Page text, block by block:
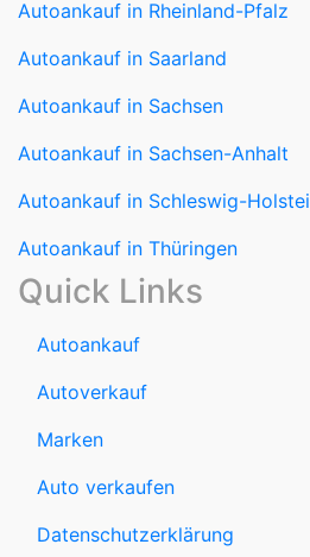
Autoankauf in Sachsen
Autoankauf in Sachsen-Anhalt
Autoankauf in Schleswig-Holstein
Autoankauf in Thüringen
Quick Links
Autoankauf
Autoverkauf
Marken
Auto verkaufen
Datenschutzerklärung
Impressum